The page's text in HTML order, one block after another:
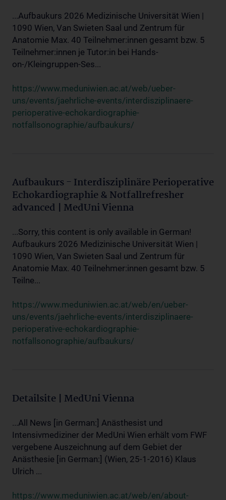
...Aufbaukurs 2026 Medizinische Universität Wien |
1090 Wien, Van Swieten Saal und Zentrum für
Anatomie Max. 40 Teilnehmer:innen gesamt bzw. 5
Teilnehmer:innen je Tutor:in bei Hands-
on-/Kleingruppen-Ses...
https://www.meduniwien.ac.at/web/ueber-
uns/events/jaehrliche-events/interdisziplinaere-
perioperative-echokardiographie-
notfallsonographie/aufbaukurs/
Aufbaukurs - Interdisziplinäre Perioperative
Echokardiographie & Notfallrefresher
advanced | MedUni Vienna
...Sorry, this content is only available in German!
Aufbaukurs 2026 Medizinische Universität Wien |
1090 Wien, Van Swieten Saal und Zentrum für
Anatomie Max. 40 Teilnehmer:innen gesamt bzw. 5
Teilne...
https://www.meduniwien.ac.at/web/en/ueber-
uns/events/jaehrliche-events/interdisziplinaere-
perioperative-echokardiographie-
notfallsonographie/aufbaukurs/
Detailsite | MedUni Vienna
...All News [in German:] Anästhesist und
Intensivmediziner der MedUni Wien erhält vom FWF
vergebene Auszeichnung auf dem Gebiet der
Anästhesie [in German:] (Wien, 25-1-2016) Klaus
Ulrich ...
https://www.meduniwien.ac.at/web/en/about-